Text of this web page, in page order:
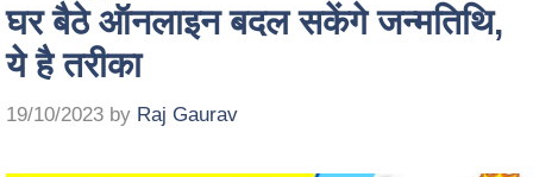
घर बैठे ऑनलाइन बदल सकेंगे जन्मतिथि,
ये है तरीका
19/10/2023 by Raj Gaurav